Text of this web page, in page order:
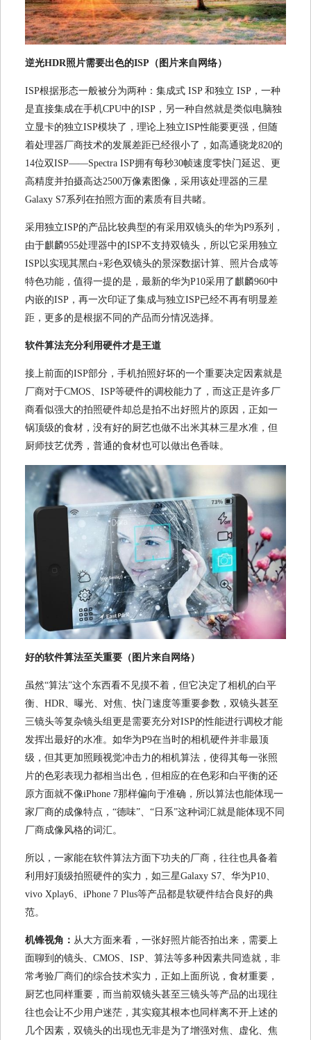
逆光HDR照片需要出色的ISP（图片来自网络）
ISP根据形态一般被分为两种：集成式 ISP 和独立 ISP，一种
是直接集成在手机CPU中的ISP，另一种自然就是类似电脑独
立显卡的独立ISP模块了，理论上独立ISP性能要更强，但随
着处理器厂商技术的发展差距已经很小了，如高通骁龙820的
14位双ISP——Spectra ISP拥有每秒30帧速度零快门延迟、更
高精度并拍摄高达2500万像素图像，采用该处理器的三星
Galaxy S7系列在拍照方面的素质有目共睹。
采用独立ISP的产品比较典型的有采用双镜头的华为P9系列，
由于麒麟955处理器中的ISP不支持双镜头，所以它采用独立
ISP以实现其黑白+彩色双镜头的景深数据计算、照片合成等
特色功能，值得一提的是，最新的华为P10采用了麒麟960中
内嵌的ISP，再一次印证了集成与独立ISP已经不再有明显差
距，更多的是根据不同的产品而分情况选择。
软件算法充分利用硬件才是王道
接上前面的ISP部分，手机拍照好坏的一个重要决定因素就是
厂商对于CMOS、ISP等硬件的调校能力了，而这正是许多厂
商看似强大的拍照硬件却总是拍不出好照片的原因，正如一
锅顶级的食材，没有好的厨艺也做不出米其林三星水准，但
厨师技艺优秀，普通的食材也可以做出色香味。
好的软件算法至关重要（图片来自网络）
虽然“算法”这个东西看不见摸不着，但它决定了相机的白平
衡、HDR、曝光、对焦、快门速度等重要参数，双镜头甚至
三镜头等复杂镜头组更是需要充分对ISP的性能进行调校才能
发挥出最好的水准。如华为P9在当时的相机硬件并非最顶
级，但其更加照顾视觉冲击力的相机算法，使得其每一张照
片的色彩表现力都相当出色，但相应的在色彩和白平衡的还
原方面就不像iPhone 7那样偏向于准确，所以算法也能体现一
家厂商的成像特点，“德味”、“日系”这种词汇就是能体现不同
厂商成像风格的词汇。
所以，一家能在软件算法方面下功夫的厂商，往往也具备着
利用好顶级拍照硬件的实力，如三星Galaxy S7、华为P10、
vivo Xplay6、iPhone 7 Plus等产品都是软硬件结合良好的典
范。
机锋视角： 从大方面来看，一张好照片能否拍出来，需要上
面聊到的镜头、CMOS、ISP、算法等多种因素共同造就，非
常考验厂商们的综合技术实力，正如上面所说，食材重要，
厨艺也同样重要，而当前双镜头甚至三镜头等产品的出现往
往也会让不少用户迷茫，其实窥其根本也同样离不开上述的
几个因素，双镜头的出现也无非是为了增强对焦、虚化、焦